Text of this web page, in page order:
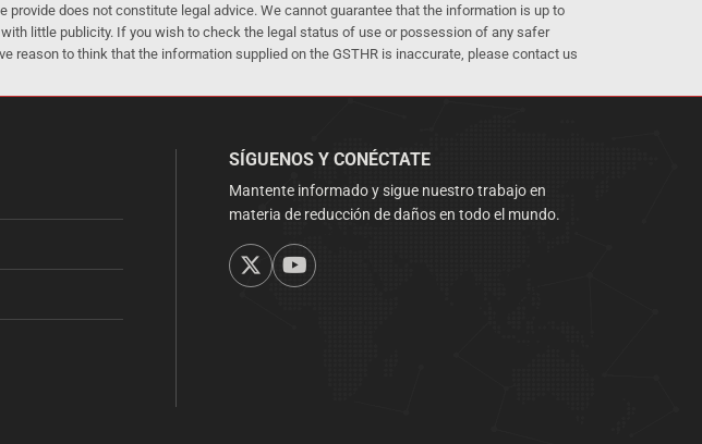
does not constitute legal advice. We cannot guarantee that the information is up to
little publicity. If you wish to check the legal status of use or possession of any safer
reason to think that the information supplied on the GSTHR is inaccurate, please contact us
SÍGUENOS Y CONÉCTATE
Mantente informado y sigue nuestro trabajo en
materia de reducción de daños en todo el mundo.